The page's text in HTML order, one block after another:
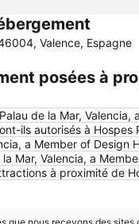
Valence, Espagne
posées à
de la Mar, Valencia,
ils autorisés à
a Member of
Mar, Valencia, a
à proximité de